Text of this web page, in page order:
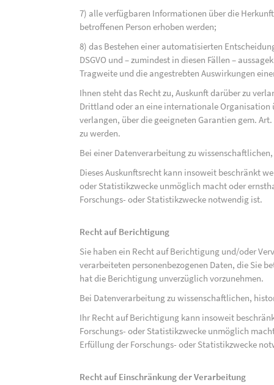
7) alle verfügbaren Informationen über die
betroffenen Person erhoben werden;
8) das Bestehen einer automatisierten
DSGVO und – zumindest in diesen Fällen –
Tragweite und die angestrebten Auswirkungen
Ihnen steht das Recht zu, Auskunft darüber zu
Drittland oder an eine internationale Organisation
verlangen, über die geeigneten Garantien gem.
zu werden.
Bei einer Datenverarbeitung zu
Dieses Auskunftsrecht kann insoweit beschränkt
oder Statistikzwecke unmöglich macht oder
Forschungs- oder Statistikzwecke notwendig ist.
Recht auf Berichtigung
Sie haben ein Recht auf Berichtigung und/oder
verarbeiteten personenbezogenen Daten, die Sie
hat die Berichtigung unverzüglich vorzunehmen.
Bei Datenverarbeitung zu wissenschaftlichen,
Ihr Recht auf Berichtigung kann insoweit
Forschungs- oder Statistikzwecke unmöglich
Erfüllung der Forschungs- oder Statistikzwecke
Recht auf Einschränkung der Verarbeitung